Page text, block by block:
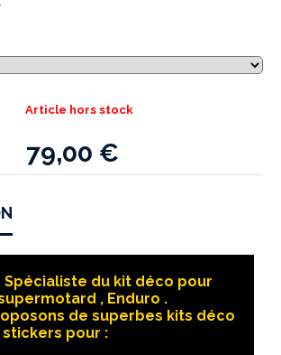
79,00 €
Article hors stock
Spécialiste du kit déco pour
, Enduro .
de superbes kits déco
pour :